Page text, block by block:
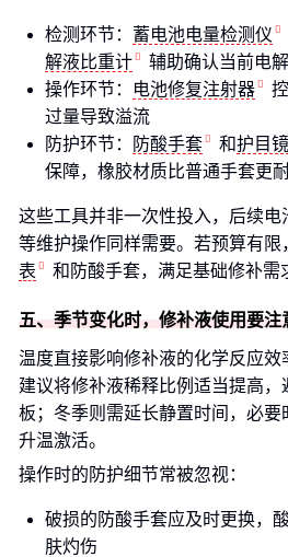
检测环节： 蓄电池电量检测仪
解液比重计
辅助确认当前电
操作环节：
电池修复注射器
过量导致溢流
防护环节：
防酸手套 和护目镜
保障，橡胶材质比普通手套更
这些工具并非一次性投入，后续
等维护操作同样需要。若预算有限
表
和防酸手套，满足基础修补需
五、季节变化时，修补液使用要注
温度直接影响修补液的化学反应效
建议将修补液稀释比例适当提高，
板；冬季则需延长静置时间，必要
升温激活。
操作时的防护细节常被忽视：
破损的防酸手套应及时更换，
肤灼伤